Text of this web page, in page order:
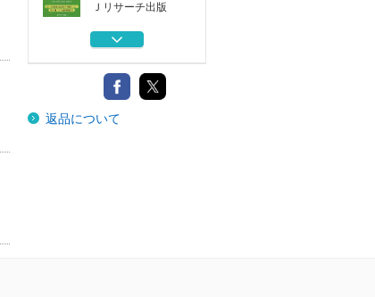
Ｊリサーチ出版
生きる意味 キリ
オリエンス宗教...
コレクション日本
歌人選 ０５７
返品について